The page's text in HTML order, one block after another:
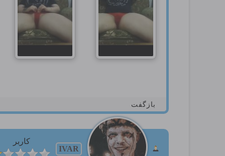
بازگفت
IVAR
کاربر